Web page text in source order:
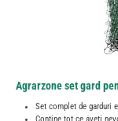
Agrarzone set gard
Set complet de garduri